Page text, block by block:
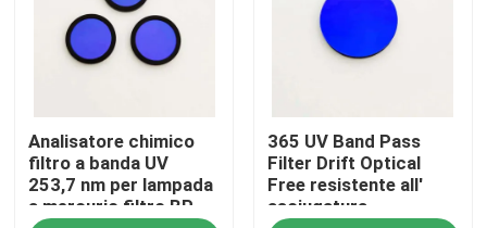
Filtro di banda IR
Filtro di passaggio a banda UV
ITO vetro di protezione elettromagnetica
Analisatore chimico
filtro a banda UV
253,7 nm per lampada
a mercurio filtro BP
365 UV Band Pass
Filter Drift Optical
Free resistente all'
asciugatura